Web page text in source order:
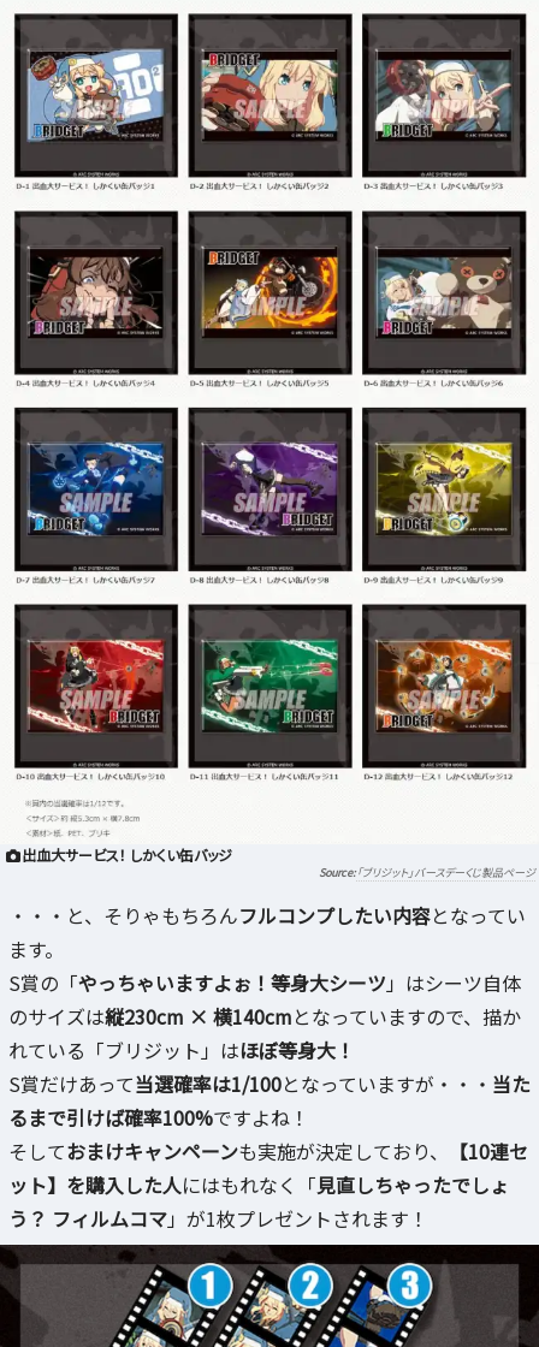
出血大サービス！ しかくい缶バッジ
「ブリジット」バースデーくじ製品ページ
・・・と、そりゃもちろんフルコンプしたい内容となってい
ます。
S賞の「やっちゃいますよぉ！等身大シーツ 」はシーツ自体
のサイズは縦230cm × 横140cmとなっていますので、描か
れている「ブリジット」はほぼ等身大！
S賞だけあって当選確率は1/100となっていますが・・・ 当た
るまで引けば確率100%ですよね！
そしておまけキャンペーンも実施が決定しており、
【10連セ
ット】を購入した人にはもれなく「見直しちゃったでしょ
う？ フィルムコマ」が1枚プレゼントされます！